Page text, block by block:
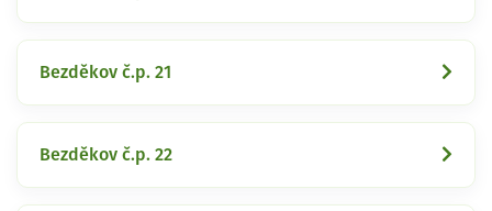
Bezděkov č.p. 21
Bezděkov č.p. 22